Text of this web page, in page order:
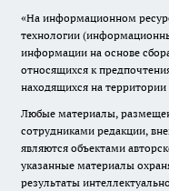
«На информационном
технологии
информации на основе
относящихся к
находящихся на
Любые материалы,
сотрудниками редакции,
являются объектами
указанные материалы
результаты